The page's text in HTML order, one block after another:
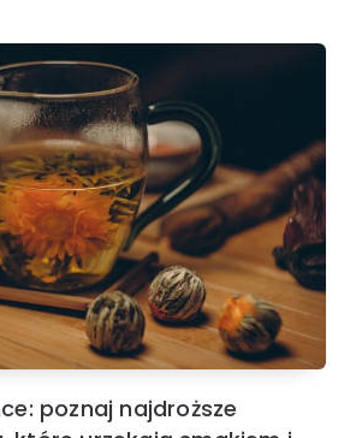
poznaj najdroższe